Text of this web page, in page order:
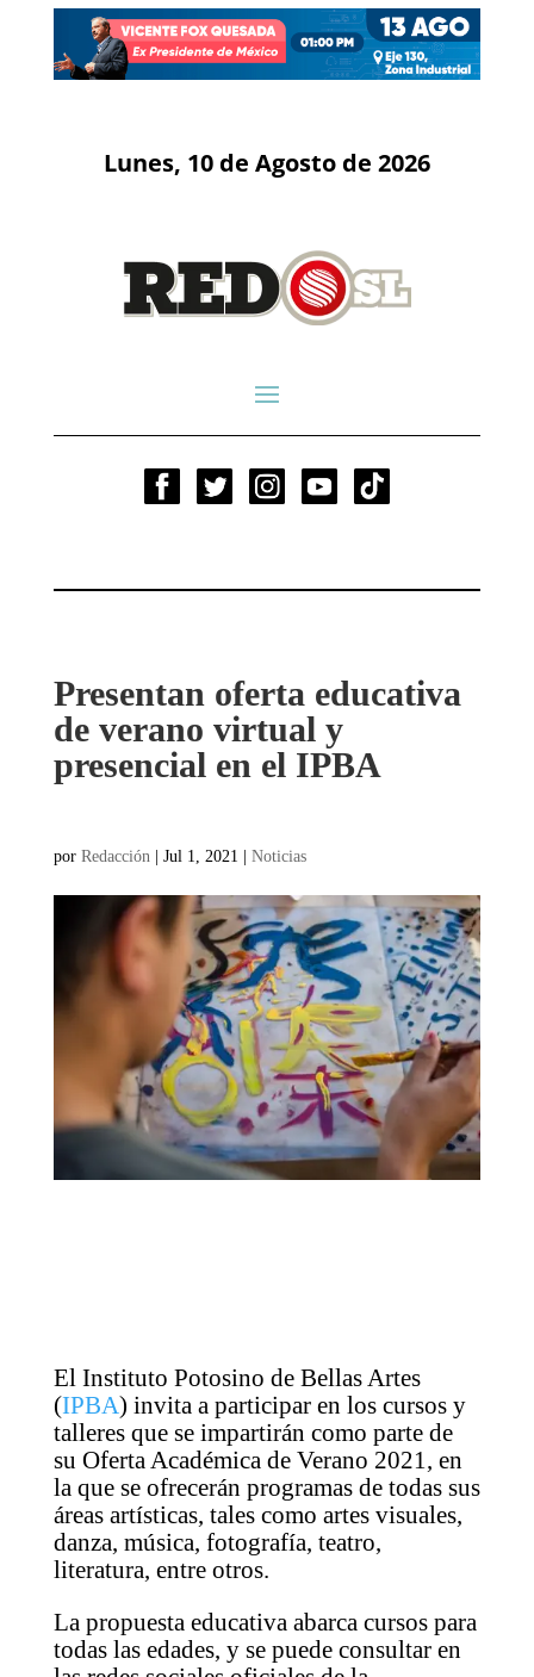
Lunes, 10 de Agosto de 2026
Presentan oferta educativa
de verano virtual y
presencial en el IPBA
por Redacción | Jul 1, 2021 | Noticias
El Instituto Potosino de Bellas Artes
(IPBA) invita a participar en los cursos y
talleres que se impartirán como parte de
su Oferta Académica de Verano 2021, en
la que se ofrecerán programas de todas sus
áreas artísticas, tales como artes visuales,
danza, música, fotografía, teatro,
literatura, entre otros.
La propuesta educativa abarca cursos para
todas las edades, y se puede consultar en